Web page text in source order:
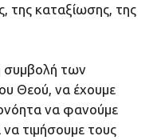
της καταξίωσης, της
συμβολή των
Θεού, να έχουμε
να φανούμε
να τιμήσουμε τους